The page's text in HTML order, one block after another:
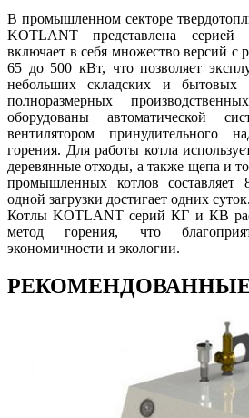
В промышленном секторе
KOTLANT представлена
включает в себя множество версий с
65 до 500 кВт, что позволяет
небольших складских и
полноразмерных
оборудованы автоматической
вентилятором принудительного
горения. Для работы котла
деревянные отходы, а также щепа и
промышленных котлов
одной загрузки достигает одних суток.
Котлы KOTLANT серий КГ и КВ
метод горения, что
экономичности и экологии.